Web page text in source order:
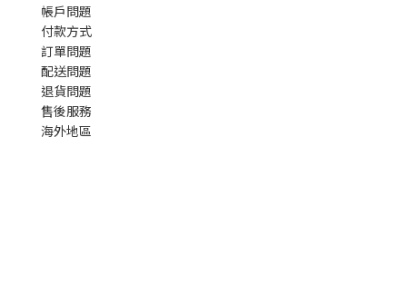
帳戶問題
付款方式
訂單問題
配送問題
退貨問題
售後服務
海外地區